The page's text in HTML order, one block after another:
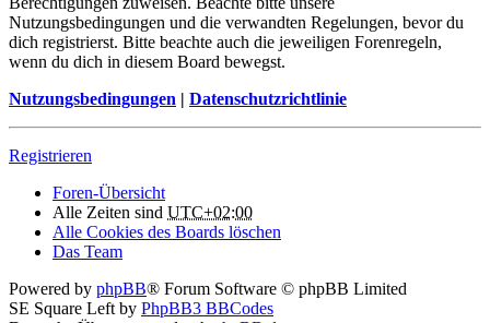
Nutzungsbedingungen und die verwandten Regelungen, bevor du
dich registrierst. Bitte beachte auch die jeweiligen Forenregeln,
wenn du dich in diesem Board bewegst.
Nutzungsbedingungen | Datenschutzrichtlinie
Registrieren
Foren-Übersicht
Alle Zeiten sind UTC+02:00
Alle Cookies des Boards löschen
Das Team
Powered by phpBB® Forum Software © phpBB Limited
SE Square Left by PhpBB3 BBCodes